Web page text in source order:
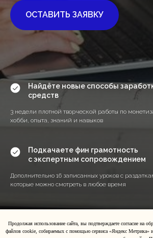
ОСТАВИТЬ ЗАЯВКУ
Найдёте новые способы
средств
3 недели плотной творческой работы по
хобби, опыта, знаний и навыков
Подкачаете фин грамотность
с экспертным сопровождением
Дополнительно 16 записанных уроков с
которые можно смотреть в любое время
найму
Продолжая использование сайта, вы подтверждаете согласие на
файлов cookie, собираемых с помощью сервиса «Яндекс Метрика»